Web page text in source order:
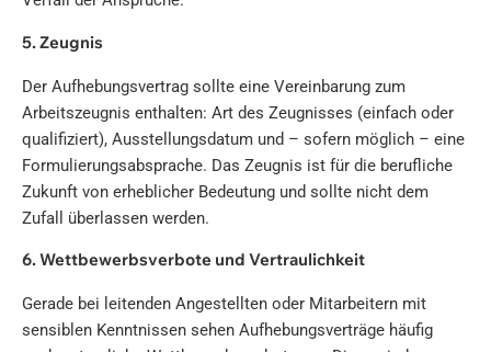
5. Zeugnis
Der Aufhebungsvertrag sollte eine Vereinbarung zum
Arbeitszeugnis enthalten: Art des Zeugnisses (einfach oder
qualifiziert), Ausstellungsdatum und – sofern möglich – eine
Formulierungsabsprache. Das Zeugnis ist für die berufliche
Zukunft von erheblicher Bedeutung und sollte nicht dem
Zufall überlassen werden.
6. Wettbewerbsverbote und Vertraulichkeit
Gerade bei leitenden Angestellten oder Mitarbeitern mit
sensiblen Kenntnissen sehen Aufhebungsverträge häufig